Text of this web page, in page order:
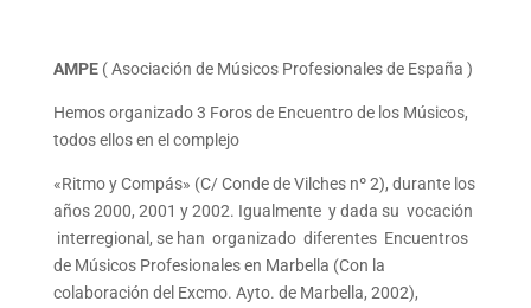
AMPE ( Asociación de Músicos Profesionales de España )
Hemos organizado 3 Foros de Encuentro de los Músicos,
todos ellos en el complejo
«Ritmo y Compás» (C/ Conde de Vilches nº 2), durante los
años 2000, 2001 y 2002. Igualmente y dada su vocación
interregional, se han organizado diferentes Encuentros
de Músicos Profesionales en Marbella (Con la
colaboración del Excmo. Ayto. de Marbella, 2002),